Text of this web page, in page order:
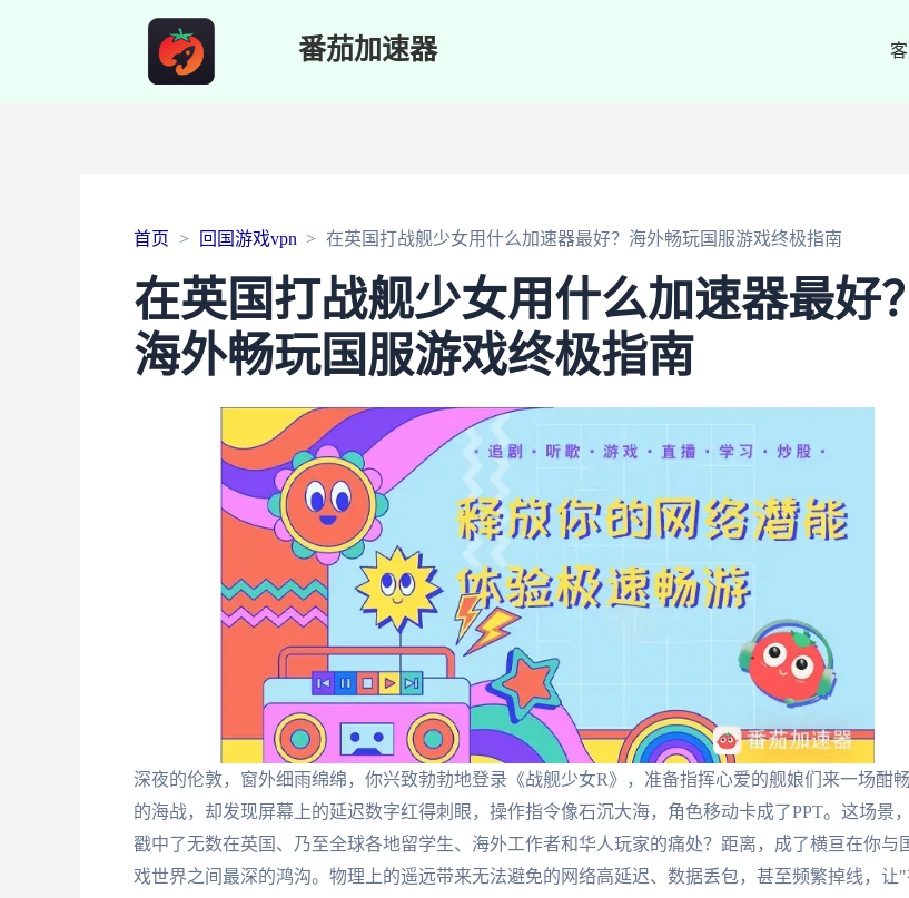
番茄加速器
首页 回国游戏vpn 在英国打战舰少女用什么加速器最好？海外畅玩国服游戏终极指南
在英国打战舰少女用什么加速器最好？
海外畅玩国服游戏终极指南
深夜的伦敦，窗外细雨绵绵，你兴致勃勃地登录《战舰少女R》，准备指挥心爱的舰娘们来一场酣
的海战，却发现屏幕上的延迟数字红得刺眼，操作指令像石沉大海，角色移动卡成了PPT。这场景
戳中了无数在英国、乃至全球各地留学生、海外工作者和华人玩家的痛处？距离，成了横亘在你与
戏世界之间最深的鸿沟。物理上的遥远带来无法避免的网络高延迟、数据丢包，甚至频繁掉线，让"